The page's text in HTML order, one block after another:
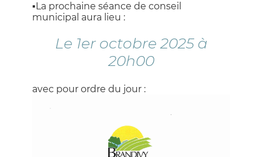
▪️La prochaine séance de conseil
municipal aura lieu :
Le 1er octobre 2025 à
20h00
avec pour ordre du jour :